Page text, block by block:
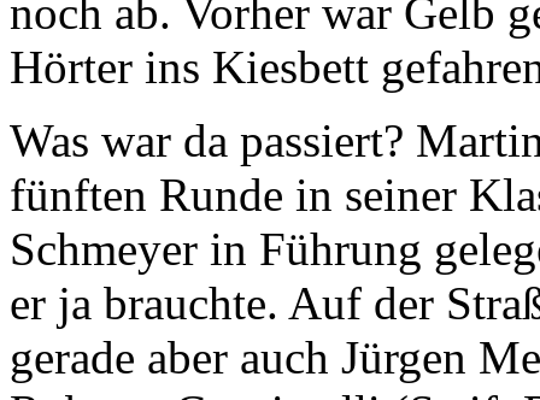
noch ab. Vorher war Gelb
Hörter ins Kiesbett
Was war da passiert?
fünften Runde in seiner
Schmeyer in Führung
er ja brauchte. Auf der
gerade aber auch Jürgen